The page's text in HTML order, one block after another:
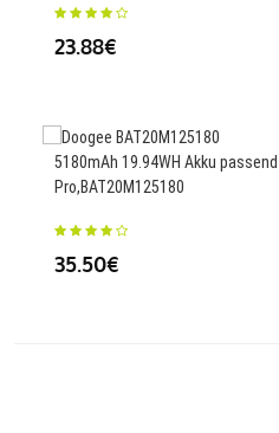
23.88€
5180mAh 19.94WH Akku
Pro,BAT20M125180
35.50€